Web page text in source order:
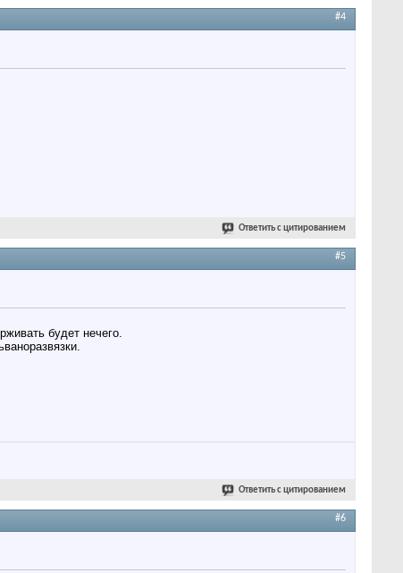
#4
Ответить с цитированием
#5
будет нечего.
Ответить с цитированием
#6